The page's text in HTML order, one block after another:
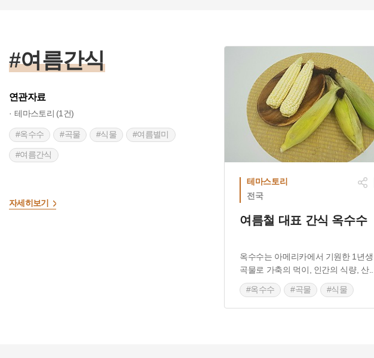
#여름간식
연관자료
테마스토리 (1건)
#옥수수 #곡물 #식물 #여름별미
#여름간식
자세히보기
테마스토리
전국
여름철 대표 간식 옥수수
옥수수는 아메리카에서 기원한 1년생
곡물로 가축의 먹이, 인간의 식량, 산...
#옥수수 #곡물 #식물
#여름별미 #여름간식